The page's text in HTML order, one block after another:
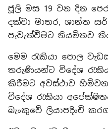
ජූලි මස 19 වන දින
දක්වා මාතර, ශාන්ත
පැවැත්වීමට නියමිතව
මෙම රැකියා පොල
තරුණියන්ට විදේශ
කිරීමට අවස්ථාව
විදේශ රැකියා
බැංකුවේ ලියාපදිංචි